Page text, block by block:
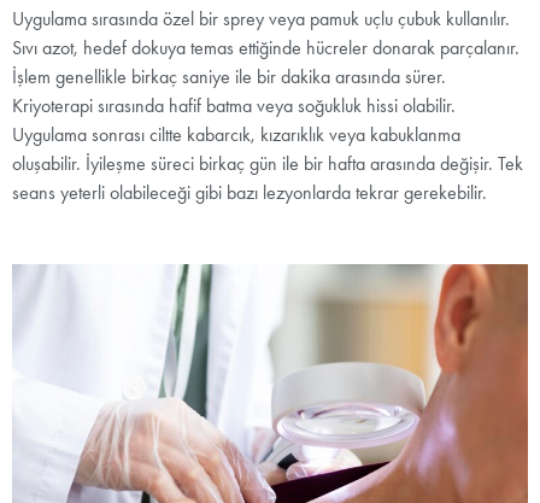
Uygulama sırasında özel bir sprey veya pamuk uçlu çubuk kullanılır.
Sıvı azot, hedef dokuya temas ettiğinde hücreler donarak parçalanır.
İşlem genellikle birkaç saniye ile bir dakika arasında sürer.
Kriyoterapi sırasında hafif batma veya soğukluk hissi olabilir.
Uygulama sonrası ciltte kabarcık, kızarıklık veya kabuklanma
oluşabilir. İyileşme süreci birkaç gün ile bir hafta arasında değişir. Tek
seans yeterli olabileceği gibi bazı lezyonlarda tekrar gerekebilir.